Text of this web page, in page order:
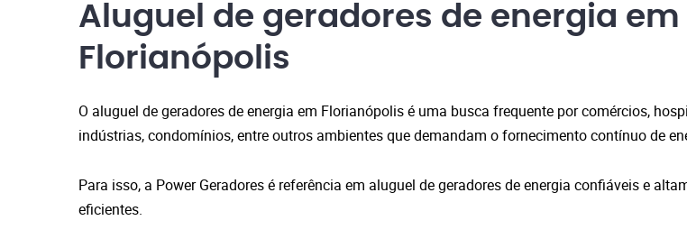
Aluguel de geradores de energia em
Florianópolis
O aluguel de geradores de energia em Florianópolis é uma busca frequente por comércios,
indústrias, condomínios, entre outros ambientes que demandam o fornecimento contínuo de
Para isso, a Power Geradores é referência em aluguel de geradores de energia confiáveis e
eficientes.